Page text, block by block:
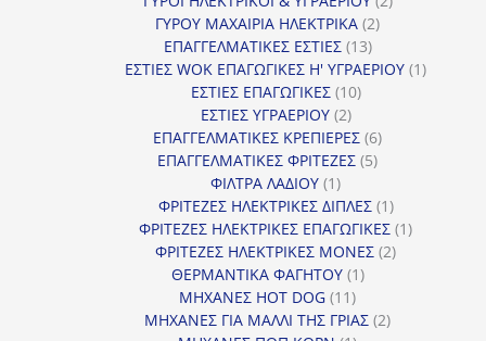
ΓΥΡΟΥ ΜΑΧΑΙΡΙΑ ΗΛΕΚΤΡΙΚΑ 22
ΕΠΑΓΓΕΛΜΑΤΙΚΕΣ ΕΣΤΙΕΣ 1313
προϊόντα
ΕΣΤΙΕΣ WOK ΕΠΑΓΩΓΙΚΕΣ Η' ΥΓΡΑΕΡΙΟΥ 11
ΕΣΤΙΕΣ ΕΠΑΓΩΓΙΚΕΣ 1010
ΕΣΤΙΕΣ ΥΓΡΑΕΡΙΟΥ 22
προϊόντα
ΕΠΑΓΓΕΛΜΑΤΙΚΕΣ ΚΡΕΠΙΕΡΕΣ 66
προϊόντα
ΕΠΑΓΓΕΛΜΑΤΙΚΕΣ ΦΡΙΤΕΖΕΣ 55
ΦΙΛΤΡΑ ΛΑΔΙΟΥ 11
προϊόν
ΦΡΙΤΕΖΕΣ ΗΛΕΚΤΡΙΚΕΣ ΔΙΠΛΕΣ 11
προϊόν
ΦΡΙΤΕΖΕΣ ΗΛΕΚΤΡΙΚΕΣ ΕΠΑΓΩΓΙΚΕΣ 11
ΦΡΙΤΕΖΕΣ ΗΛΕΚΤΡΙΚΕΣ ΜΟΝΕΣ 22
ΘΕΡΜΑΝΤΙΚΑ ΦΑΓΗΤΟΥ 11
ΜΗΧΑΝΕΣ HOT DOG 1111
προϊόντα
ΜΗΧΑΝΕΣ ΓΙΑ ΜΑΛΛΙ ΤΗΣ ΓΡΙΑΣ 22